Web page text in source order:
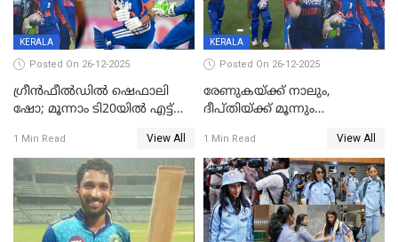
KERALA
Posted On 26-12-2025
ഗ്രീന്‍ഫീല്‍ഡില്‍ ഷെഫാലി
ഷോ; മൂന്നാം ടി20യിൽ എട്ട്
വനിതകള്‍ക്കെതിരായ ടി20
പരമ്പര ഇന്ത്യക്ക്
1 Min Read View All
KERALA
Posted On 26-12-2025
രേണുകയ്ക്ക് നാലും,
ദീപ്തിയ്ക്ക് മൂന്നും
ടി20യിലും ശ്രീലങ്കയ്ക്ക്
ബാറ്റിംഗ് തകര്‍ച്ച; ഇന്ത്യയ്ക്ക്
വിജയലക്ഷ്യം 113 റൺസ്
1 Min Read View All